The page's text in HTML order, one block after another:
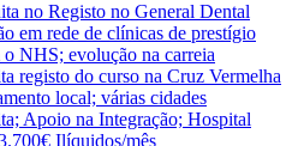
no Registo no General Dental
em rede de clínicas de prestígio
NHS; evolução na carreia
registo do curso na Cruz Vermelha
local; várias cidades
Apoio na Integração; Hospital
Ilíquidos/mês